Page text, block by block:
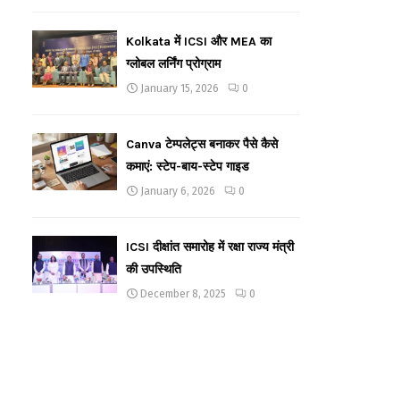
Kolkata में ICSI और MEA का
ग्लोबल लर्निंग प्रोग्राम
January 15, 2026 0
Canva टेम्पलेट्स बनाकर पैसे कैसे
कमाएं: स्टेप-बाय-स्टेप गाइड
January 6, 2026 0
ICSI दीक्षांत समारोह में रक्षा राज्य मंत्री
की उपस्थिति
December 8, 2025 0